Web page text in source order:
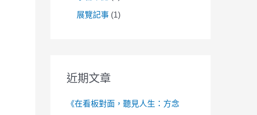
展覽記事 (1)
近期文章
《在看板對面，聽見人生：方念